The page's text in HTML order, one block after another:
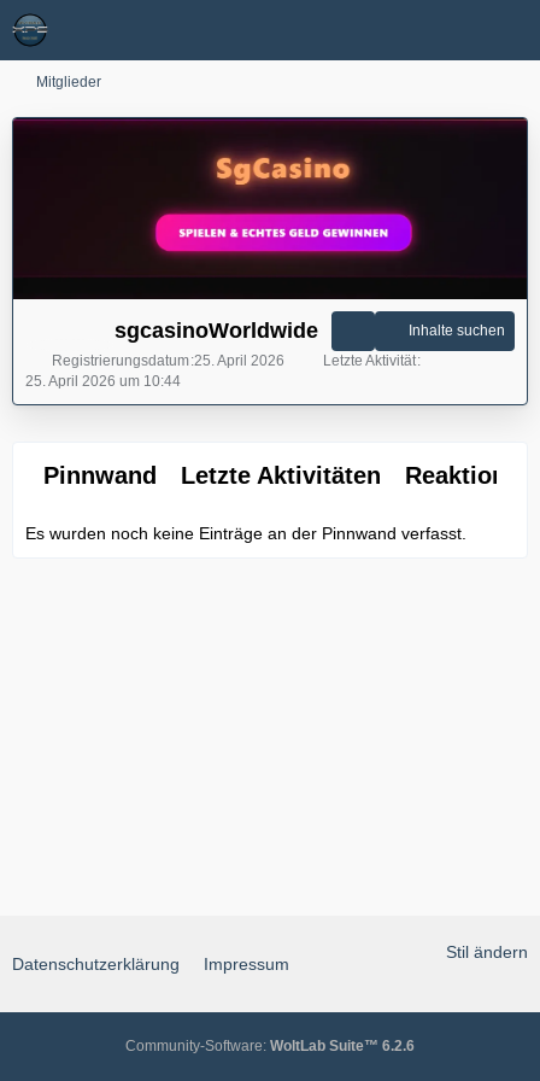
Mitglieder
sgcasinoWorldwide
Inhalte suchen
Registrierungsdatum 25. April 2026
Letzte Aktivität
25. April 2026 um 10:44
Pinnwand Letzte Aktivitäten Reaktionen
Es wurden noch keine Einträge an der Pinnwand verfasst.
Stil ändern
Datenschutzerklärung Impressum
Community-Software: WoltLab Suite™ 6.2.6